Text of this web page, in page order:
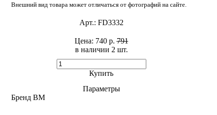
Внешний вид товара может отличаться от фотографий на сайте.
Арт.: FD3332
в наличии 2 шт. ​
Цена: 740 р.791
Купить
Параметры
Бренд BM